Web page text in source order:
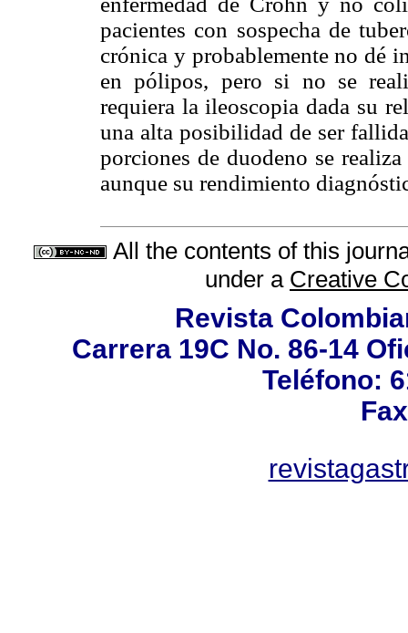
pacientes con sospecha de
crónica y probablemente no dé
en pólipos, pero si no se
requiera la ileoscopia dada su
una alta posibilidad de ser
porciones de duodeno se
aunque su rendimiento
All the contents of this
under a Creative
Revista
Carrera 19C No. 86-14
Teléfono: